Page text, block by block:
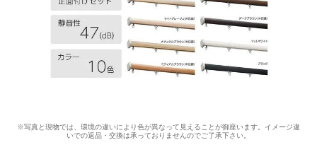
※写真と現物では、環境の違いにより色が異なって見えることが御座います。イメージ違
いでの返品・交換は承っておりませんのでご了承下さい。